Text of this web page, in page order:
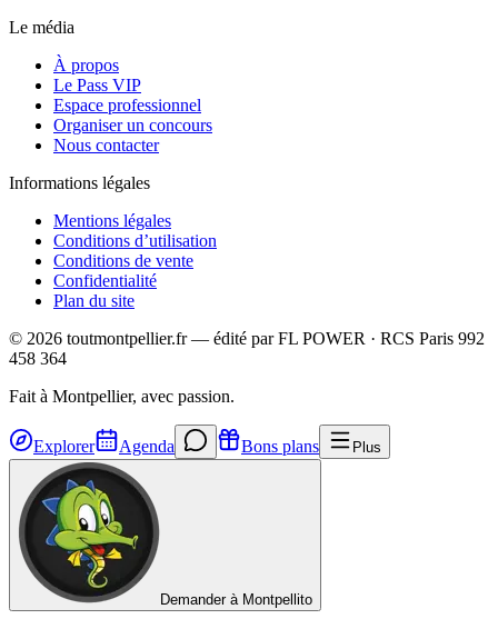
Le média
À propos
Le Pass VIP
Espace professionnel
Organiser un concours
Nous contacter
Informations légales
Mentions légales
Conditions d’utilisation
Conditions de vente
Confidentialité
Plan du site
© 2026 toutmontpellier.fr — édité parFL POWER · RCS Paris 992
458 364
Fait à Montpellier, avec passion.
Explorer Agenda Bons plans Plus
Demander à Montpellito